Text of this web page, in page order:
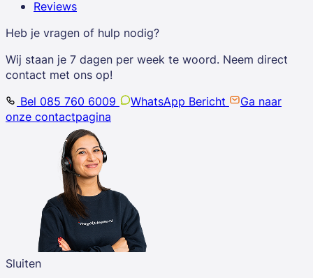
Reviews
Heb je vragen of hulp nodig?
Wij staan je 7 dagen per week te woord. Neem direct
contact met ons op!
Bel 085 760 6009
WhatsApp Bericht
Ga naar
onze contactpagina
Sluiten